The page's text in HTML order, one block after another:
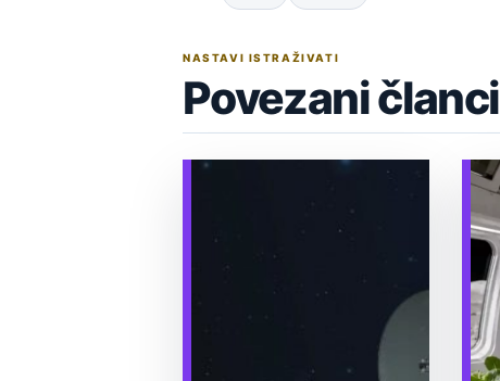
NASTAVI ISTRAŽIVATI
Povezani članci